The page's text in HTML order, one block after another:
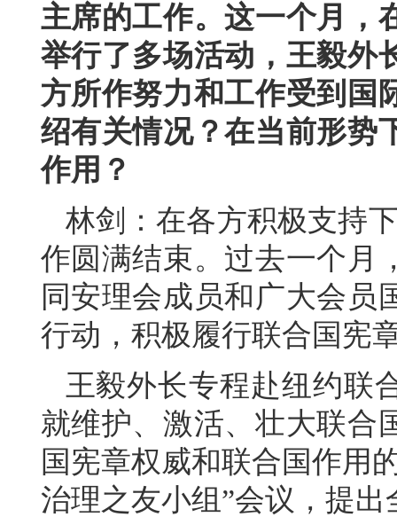
主席的工作。这一个月，
举行了多场活动，王毅外
方所作努力和工作受到国
绍有关情况？在当前形势
作用？
林剑：在各方积极支持
作圆满结束。过去一个月
同安理会成员和广大会员
行动，积极履行联合国宪
王毅外长专程赴纽约联
就维护、激活、壮大联合
国宪章权威和联合国作用
治理之友小组”会议，提